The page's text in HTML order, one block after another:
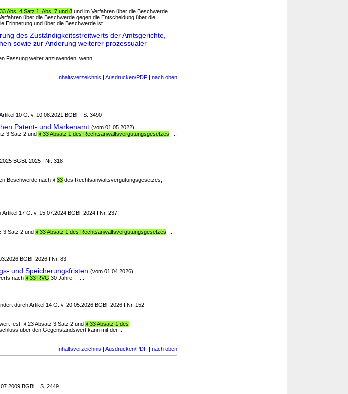
Abs. 4 Satz 1, Abs. 7 und 8 und im Verfahren über die Beschwerde
über die Beschwerde gegen die Entscheidung über die
Erinnerung und über die Beschwerde ist ...
des Zuständigkeitsstreitwerts der Amtsgerichte,
sowie zur Änderung weiterer prozessualer
Fassung weiter anzuwenden, wenn ...
Inhaltsverzeichnis | Ausdrucken/PDF | nach oben
10 G. v. 10.08.2021 BGBl. I S. 3490
Patent- und Markenamt (vom 01.05.2022)
3 Satz 2 und § 33 Absatz 1 des Rechtsanwaltsvergütungsgesetzes
BGBl. 2025 I Nr. 318
Beschwerde nach § 33 des Rechtsanwaltsvergütungsgesetzes,
17 G. v. 15.07.2024 BGBl. 2024 I Nr. 237
3 Satz 2 und § 33 Absatz 1 des Rechtsanwaltsvergütungsgesetzes
BGBl. 2026 I Nr. 83
und Speicherungsfristen (vom 01.04.2026)
nach § 33 RVG 30 Jahre ...
durch Artikel 14 G. v. 20.05.2026 BGBl. 2026 I Nr. 152
fest; § 23 Absatz 3 Satz 2 und § 33 Absatz 1 des
über den Gegenstandswert kann mit der ...
Inhaltsverzeichnis | Ausdrucken/PDF | nach oben
BGBl. I S. 2449